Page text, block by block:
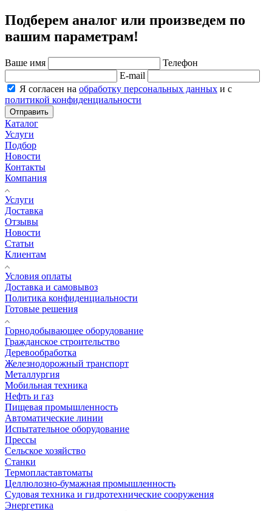
Подберем аналог или произведем по
вашим параметрам!
Ваше имя
Телефон
E-mail
Я согласен на обработку персональных данных и с
политикой конфиденциальности
Отправить
Каталог
Услуги
Подбор
Новости
Контакты
Компания
Услуги
Доставка
Отзывы
Новости
Статьи
Клиентам
Условия оплаты
Доставка и самовывоз
Политика конфиденциальности
Готовые решения
Горнодобывающее оборудование
Гражданское строительство
Деревообработка
Железнодорожный транспорт
Металлургия
Мобильная техника
Нефть и газ
Пищевая промышленность
Автоматические линии
Испытательное оборудование
Прессы
Сельское хозяйство
Станки
Термопластавтоматы
Целлюлозно-бумажная промышленность
Судовая техника и гидротехнические сооружения
Энергетика